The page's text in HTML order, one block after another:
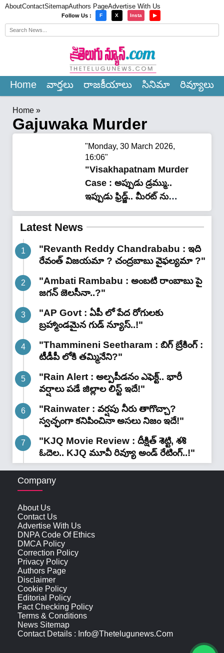
AboutContactSitemapAuthors PageAdvertise With Us
Follow Us : F X Insta ▶
Home వార్త‌లు రాజ‌కీయాలు సినిమా రివ్యూలు
Home »
Gajuwaka Murder
"Monday, 30 March 2026,
16:06"
"Visakhapatnam Murder
Case : అప్పుడు డ్ర‌మ్ము..
ఇప్పుడు ఫ్రిడ్జ్‌.. మీర‌ట్ ను
మించిన వైజాగ్ స్టోరీ.. అస‌లేం
Latest News
"Revanth Reddy Chandrababu : ఇది
రేవంత్ విజయమా ? చంద్రబాబు వైఫల్యమా ?"
"Ambati Rambabu : అంబటి రాంబాబు పై
జగన్ జెలసీనా..?"
"AP Govt : ఏపీ లో పేద రోగులకు
బ్రహ్మాండమైన గుడ్ న్యూస్..!"
"Thammineni Seetharam : బిగ్ బ్రేకింగ్ :
టీడీపీ లోకి తమ్మినేని?"
"Rain Alert : అల్పపీడనం ఎఫెక్ట్.. భారీ
వర్షాలు పడే జిల్లాల లిస్ట్ ఇదే!"
"Rainwater : వర్షపు నీరు తాగొచ్చా?
స్వచ్ఛంగా కనిపించినా అసలు నిజం ఇదే!"
"KJQ Movie Review : దీక్షిత్ శెట్టి, శశి
ఓదెల.. KJQ మూవీ రివ్యూ అండ్ రేటింగ్‌..!"
Company
About Us
Contact Us
Advertise With Us
DNPA Code Of Ethics
DMCA Policy
Correction Policy
Privacy Policy
Authors Page
Disclaimer
Cookie Policy
Editorial Policy
Fact Checking Policy
Terms & Conditions
News Sitemap
Contact Details : Info@thetelugunews.com